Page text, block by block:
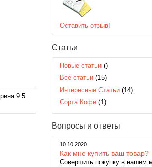
9.5
Оставить отзыв!
Статьи
Новые статьи ()
Все статьи (15)
Интересные Статьи (14)
Сорта Кофе (1)
Вопросы и ответы
10.10.2020
Как мне купить ваш товар?
Совершить покупку в нашем